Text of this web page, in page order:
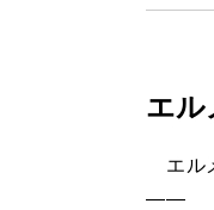
エル
エル
――